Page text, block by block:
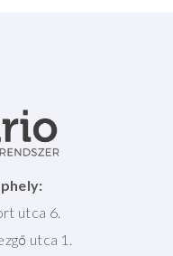
utca 6.
utca 1.